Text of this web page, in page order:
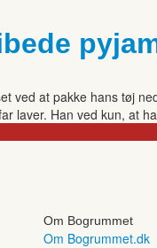
ved at pakke hans tøj
laver. Han ved kun, at
Om Bogrummet
Om Bogrummet.dk